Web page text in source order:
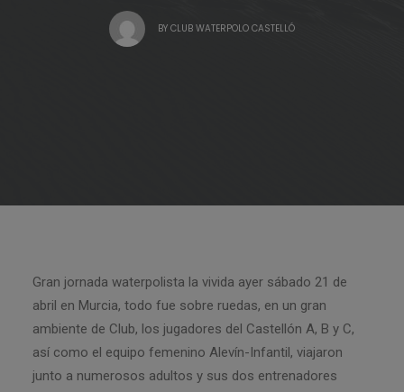
BY CLUB WATERPOLO CASTELLÓ
Gran jornada waterpolista la vivida ayer sábado 21 de
abril en Murcia, todo fue sobre ruedas, en un gran
ambiente de Club, los jugadores del Castellón A, B y C,
así como el equipo femenino Alevín-Infantil, viajaron
junto a numerosos adultos y sus dos entrenadores